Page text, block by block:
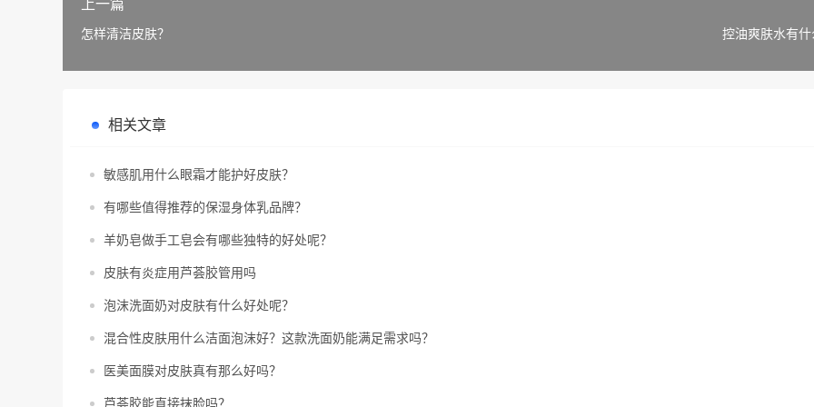
上一篇
怎样清洁皮肤？ 控油爽肤水有什
相关文章
敏感肌用什么眼霜才能护好皮肤？
有哪些值得推荐的保湿身体乳品牌？
羊奶皂做手工皂会有哪些独特的好处呢？
皮肤有炎症用芦荟胶管用吗
泡沫洗面奶对皮肤有什么好处呢？
混合性皮肤用什么洁面泡沫好？这款洗面奶能满足需求吗？
医美面膜对皮肤真有那么好吗？
芦荟胶能直接抹脸吗？